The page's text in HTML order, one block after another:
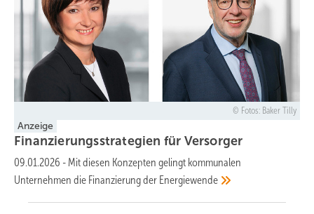
Fotos: Baker Tilly
Anzeige
Finanzierungsstrategien für Versorger
09.01.2026 - Mit diesen Konzepten gelingt kommunalen
Unternehmen die Finanzierung der Energiewende